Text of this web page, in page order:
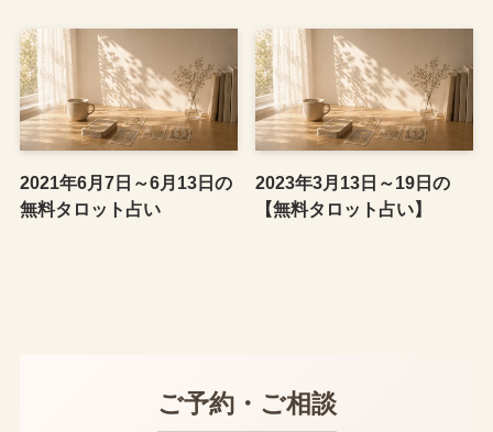
2021年6月7日～6月13日の
無料タロット占い
2023年3月13日～19日の
【無料タロット占い】
ご予約・ご相談